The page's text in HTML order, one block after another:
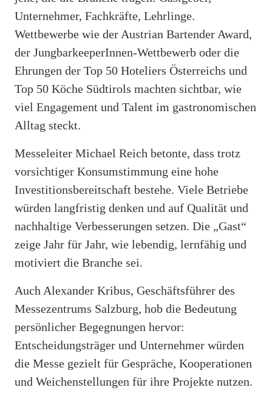
Unternehmer, Fachkräfte, Lehrlinge.
Wettbewerbe wie der Austrian Bartender Award,
der JungbarkeeperInnen-Wettbewerb oder die
Ehrungen der Top 50 Hoteliers Österreichs und
Top 50 Köche Südtirols machten sichtbar, wie
viel Engagement und Talent im gastronomischen
Alltag steckt.
Messeleiter Michael Reich betonte, dass trotz
vorsichtiger Konsumstimmung eine hohe
Investitionsbereitschaft bestehe. Viele Betriebe
würden langfristig denken und auf Qualität und
nachhaltige Verbesserungen setzen. Die „Gast“
zeige Jahr für Jahr, wie lebendig, lernfähig und
motiviert die Branche sei.
Auch Alexander Kribus, Geschäftsführer des
Messezentrums Salzburg, hob die Bedeutung
persönlicher Begegnungen hervor:
Entscheidungsträger und Unternehmer würden
die Messe gezielt für Gespräche, Kooperationen
und Weichenstellungen für ihre Projekte nutzen.